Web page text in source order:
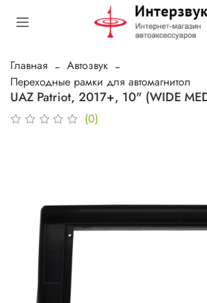
Главная
Автозвук
Переходные рамки для автомагнитол
UAZ Patriot, 2017+, 10" (WIDE
(0)